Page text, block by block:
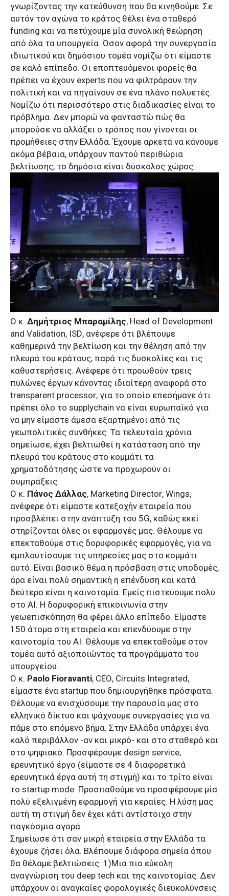
γνωρίζοντας την κατεύθυνση που θα κινηθούμε. Σε
αυτόν τον αγώνα το κράτος θέλει ένα σταθερό
funding και να πετύχουμε μία συνολική θεώρηση
από όλα τα υπουργεία. Όσον αφορά την συνεργασία
ιδιωτικού και δημόσιου τομέα νομίζω ότι είμαστε
σε καλό επίπεδο. Οι εποπτευόμενοι φορείς θα
πρέπει να έχουν experts που να φιλτράρουν την
πολιτική και να πηγαίνουν σε ένα πλάνο πολυετές.
Νομίζω ότι περισσότερο στις διαδικασίες είναι το
πρόβλημα. Δεν μπορώ να φανταστώ πώς θα
μπορούσε να αλλάξει ο τρόπος που γίνονται οι
προμήθειες στην Ελλάδα. Έχουμε αρκετά να κάνουμε
ακόμα βέβαια, υπάρχουν παντού περιθώρια
βελτίωσης, το δημόσιο είναι δύσκολος χώρος.
Ο κ. Δημήτριος Μπαραμίλης, Head of Development
and Validation, ISD, ανέφερε ότι βλέπουμε
καθημερινά την βελτίωση και την θέληση από την
πλευρά του κράτους, παρά τις δυσκολίες και τις
καθυστερήσεις. Ανέφερε ότι προωθούν τρεις
πυλώνες έργων κάνοντας ιδιαίτερη αναφορά στο
transparent processor, για το οποίο επεσήμανε ότι
πρέπει όλο το supplychain να είναι ευρωπαϊκό για
να μην είμαστε άμεσα εξαρτημένοι από τις
γεωπολιτικές συνθήκες. Τα τελευταία χρόνια
σημείωσε, έχει βελτιωθεί η κατάσταση από την
πλευρά του κράτους στο κομμάτι τα
χρηματοδότησης ώστε να προχωρούν οι
συμπράξεις.
Ο κ. Πάνος Δάλλας, Marketing Director, Wings,
ανέφερε ότι είμαστε κατεξοχήν εταιρεία που
προσβλέπει στην ανάπτυξη του 5G, καθώς εκεί
στηρίζονται όλες οι εφαρμογές μας. Θέλουμε να
επεκταθούμε στις δορυφορικές εφαρμογές, για να
εμπλουτίσουμε τις υπηρεσίες μας στο κομμάτι
αυτό. Είναι βασικό θέμα η πρόσβαση στις υποδομές,
άρα είναι πολύ σημαντική η επένδυση και κατά
δεύτερο είναι η καινοτομία. Εμείς πιστεύουμε πολύ
στο ΑΙ. Η δορυφορική επικοινωνία στην
γεωεπισκόπηση θα φέρει άλλο επίπεδο. Είμαστε
150 άτομα στη εταιρεία και επενδύουμε στην
καινοτομία του ΑΙ. Θέλουμε να επεκταθούμε στον
τομέα αυτό αξιοποιώντας τα προγράμματα του
υπουργείου.
Ο κ. Paolo Fioravanti, CEO, Circuits Integrated,
είμαστε ένα startup που δημιουργήθηκε πρόσφατα.
Θέλουμε να ενισχύσουμε την παρουσία μας στο
ελληνικό δίκτυο και ψάχνουμε συνεργασίες για να
πάμε στο επόμενο βήμα. Στην Ελλάδα υπάρχει ένα
καλό περιβάλλον -αν και μικρό- και στο σταθερό και
στο ψηφιακό. Προσφέρουμε design service,
ερευνητικό έργο (είμαστε σε 4 διαφορετικά
ερευνητικά έργα αυτή τη στιγμή) και το τρίτο είναι
το startup mode. Προσπαθούμε να προσφέρουμε μία
πολύ εξελιγμένη εφαρμογή για κεραίες. Η λύση μας
αυτή τη στιγμή δεν έχει κάτι αντίστοιχο στην
παγκόσμια αγορά.
Σημείωσε ότι σαν μικρή εταιρεία στην Ελλάδα τα
έχουμε ζήσει όλα. Βλέπουμε διάφορα σημεία όπου
θα θέλαμε βελτιώσεις: 1)Μια πιο εύκολη
αναγνώριση του deep tech και της καινοτομίας. Δεν
υπάρχουν οι αναγκαίες φορολογικές διευκολύνσεις.